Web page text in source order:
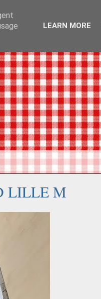
LILLE M
LEARN MORE